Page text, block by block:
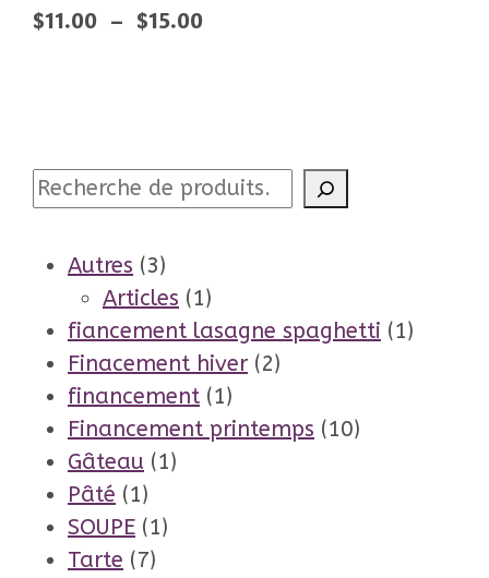
$11.00 – $15.00Plage
Recherche
Autres 33
produits
Articles 11
produit
fiancement lasagne spaghetti 11
Finacement hiver 22
financement 11
produit
Financement printemps 1010
Gâteau 11
Pâté 11
produit
SOUPE 11
Tarte 77